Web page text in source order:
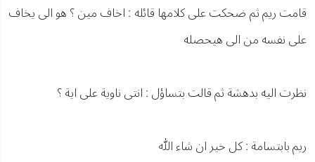
قامت ريم ثم ضحكت على كلامها قائله : اخاف مين ؟ هو الى يخاف
على نفسه من الى هيحصله
نظرت اليه بدهشة ثم قالت بتساؤل : انتى ناوية على اية ؟
ريم بابتسامة : كل خير ان شاء الله